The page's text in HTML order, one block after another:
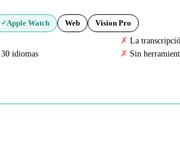
✓Apple Watch Web Vision Pro
idiomas
La
Sin